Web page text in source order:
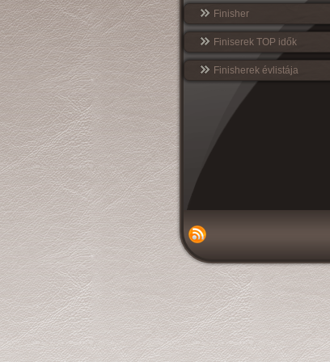
Finisher
Finiserek TOP idők
Finisherek évlistája